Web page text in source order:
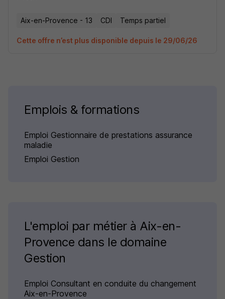
Aix-en-Provence - 13 CDI Temps partiel
Cette offre n’est plus disponible depuis le 29/06/26
Emplois & formations
Emploi Gestionnaire de prestations assurance
maladie
Emploi Gestion
L'emploi par métier à Aix-en-
Provence dans le domaine
Gestion
Emploi Consultant en conduite du changement
Aix-en-Provence